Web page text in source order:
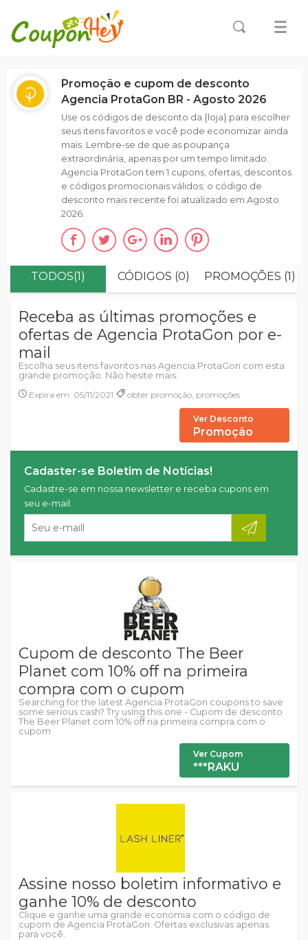
TODOS(1) CÓDIGOS (0) PROMOÇÕES (1)
Receba as últimas promoções e
ofertas de Agencia ProtaGon por e-
mail
Escolha seus itens favoritos nas Agencia ProtaGon com esta
grande promoção. Não hesite mais.
Expira em: 05/11/2021
obter promoção, promoções
Ver Desconto
Promoção
Cadaster-se Boletim de Notícias!
Cadastre-se em nossa newsletter e receba cupons em
seu e-mail.
Cupom de desconto The Beer
Planet com 10% off na primeira
compra com o cupom
Searching for the latest Agencia ProtaGon coupons to save
some serious cash? Try using this one - Cupom de desconto
The Beer Planet com 10% off na primeira compra com o
cupom
Ver Cupom
***RAKU
Assine nosso boletim informativo e
ganhe 10% de desconto
Clique e ganhe uma grande economia com o código de
cupom de Agencia ProtaGon. Ofertas exclusivas apenas
para você.
Promoção e cupom de desconto
Agencia ProtaGon BR - Agosto 2026
Use os códigos de desconto da {loja} para escolher
seus itens favoritos e você pode economizar ainda
mais. Lembre-se de que as poupança
extraordinária, apenas por um tempo limitado.
Agencia ProtaGon tem 1 cupons, ofertas, descontos
e códigos promocionais válidos; o código de
desconto mais recente foi atualizado em Agosto
2026.